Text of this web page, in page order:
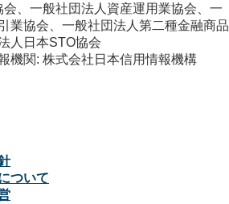
、一般社団法人資産運用業協会、一
業協会、一般社団法人第二種金融商品
人日本STO協会
機関: 株式会社日本信用情報機構
ついて